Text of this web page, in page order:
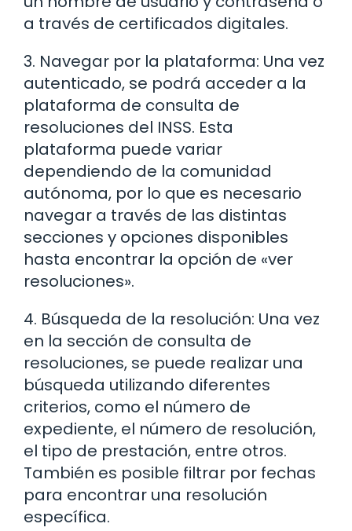
a través de certificados digitales.
3. Navegar por la plataforma: Una vez
autenticado, se podrá acceder a la
plataforma de consulta de
resoluciones del INSS. Esta
plataforma puede variar
dependiendo de la comunidad
autónoma, por lo que es necesario
navegar a través de las distintas
secciones y opciones disponibles
hasta encontrar la opción de «ver
resoluciones».
4. Búsqueda de la resolución: Una vez
en la sección de consulta de
resoluciones, se puede realizar una
búsqueda utilizando diferentes
criterios, como el número de
expediente, el número de resolución,
el tipo de prestación, entre otros.
También es posible filtrar por fechas
para encontrar una resolución
específica.